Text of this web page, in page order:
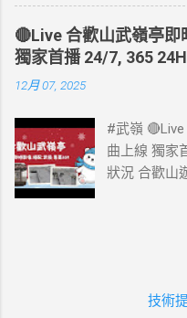
🔴Live 合歡山武嶺亭
獨家首播 24/7, 365 24H
12月 07, 2025
#武嶺
曲上線 獨家
狀況 合歡山
武嶺亭即時
嶺亭 #武嶺
技術